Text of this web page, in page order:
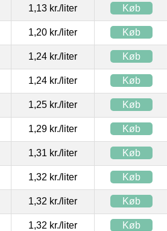
1,13 kr./liter Køb
1,20 kr./liter Køb
1,24 kr./liter Køb
1,24 kr./liter Køb
1,25 kr./liter Køb
1,29 kr./liter Køb
1,31 kr./liter Køb
1,32 kr./liter Køb
1,32 kr./liter Køb
1,32 kr./liter Køb